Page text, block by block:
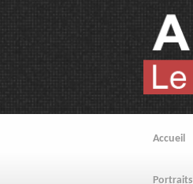
Accueil
Portraits